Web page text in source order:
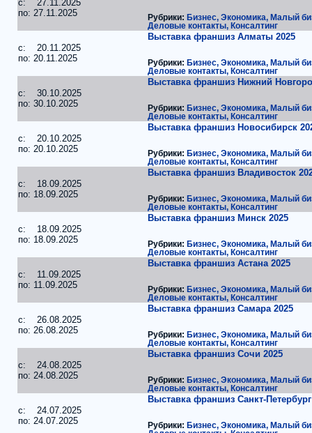
c: 27.11.2025
по: 27.11.2025
Рубрики: Бизнес, Экономика, Малый
Деловые контакты, Консалтинг
c: 20.11.2025
по: 20.11.2025
Выставка франшиз Алматы 2025
Рубрики: Бизнес, Экономика, Малый
Деловые контакты, Консалтинг
c: 30.10.2025
по: 30.10.2025
Выставка франшиз Нижний
Рубрики: Бизнес, Экономика, Малый
Деловые контакты, Консалтинг
c: 20.10.2025
по: 20.10.2025
Выставка франшиз Новосибирск
Рубрики: Бизнес, Экономика, Малый
Деловые контакты, Консалтинг
c: 18.09.2025
по: 18.09.2025
Выставка франшиз Владивосток
Рубрики: Бизнес, Экономика, Малый
Деловые контакты, Консалтинг
c: 18.09.2025
по: 18.09.2025
Выставка франшиз Минск 2025
Рубрики: Бизнес, Экономика, Малый
Деловые контакты, Консалтинг
c: 11.09.2025
по: 11.09.2025
Выставка франшиз Астана 2025
Рубрики: Бизнес, Экономика, Малый
Деловые контакты, Консалтинг
c: 26.08.2025
по: 26.08.2025
Выставка франшиз Самара 2025
Рубрики: Бизнес, Экономика, Малый
Деловые контакты, Консалтинг
c: 24.08.2025
по: 24.08.2025
Выставка франшиз Сочи 2025
Рубрики: Бизнес, Экономика, Малый
Деловые контакты, Консалтинг
c: 24.07.2025
по: 24.07.2025
Выставка франшиз Санкт-Петербург
Рубрики: Бизнес, Экономика, Малый